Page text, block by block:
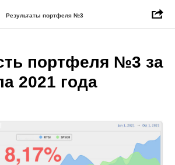
Результаты портфеля №3
портфеля №3 за
2021 года